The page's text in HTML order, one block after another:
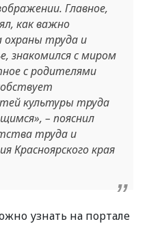
Главное,
как важно
охраны труда и
знакомился с миром
с родителями
культуры труда
– пояснил
труда и
Красноярского края
узнать на портале